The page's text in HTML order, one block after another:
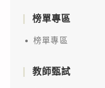
榜單專區
榜單專區
教師甄試